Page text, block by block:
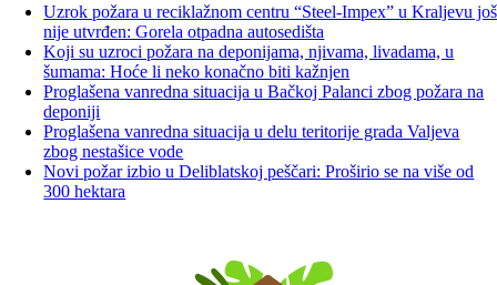
Uzrok požara u reciklažnom centru “Steel-Impex” u Kraljevu još
nije utvrđen: Gorela otpadna autosedišta
Koji su uzroci požara na deponijama, njivama, livadama, u
šumama: Hoće li neko konačno biti kažnjen
Proglašena vanredna situacija u Bačkoj Palanci zbog požara na
deponiji
Proglašena vanredna situacija u delu teritorije grada Valjeva
zbog nestašice vode
Novi požar izbio u Deliblatskoj peščari: Proširio se na više od
300 hektara